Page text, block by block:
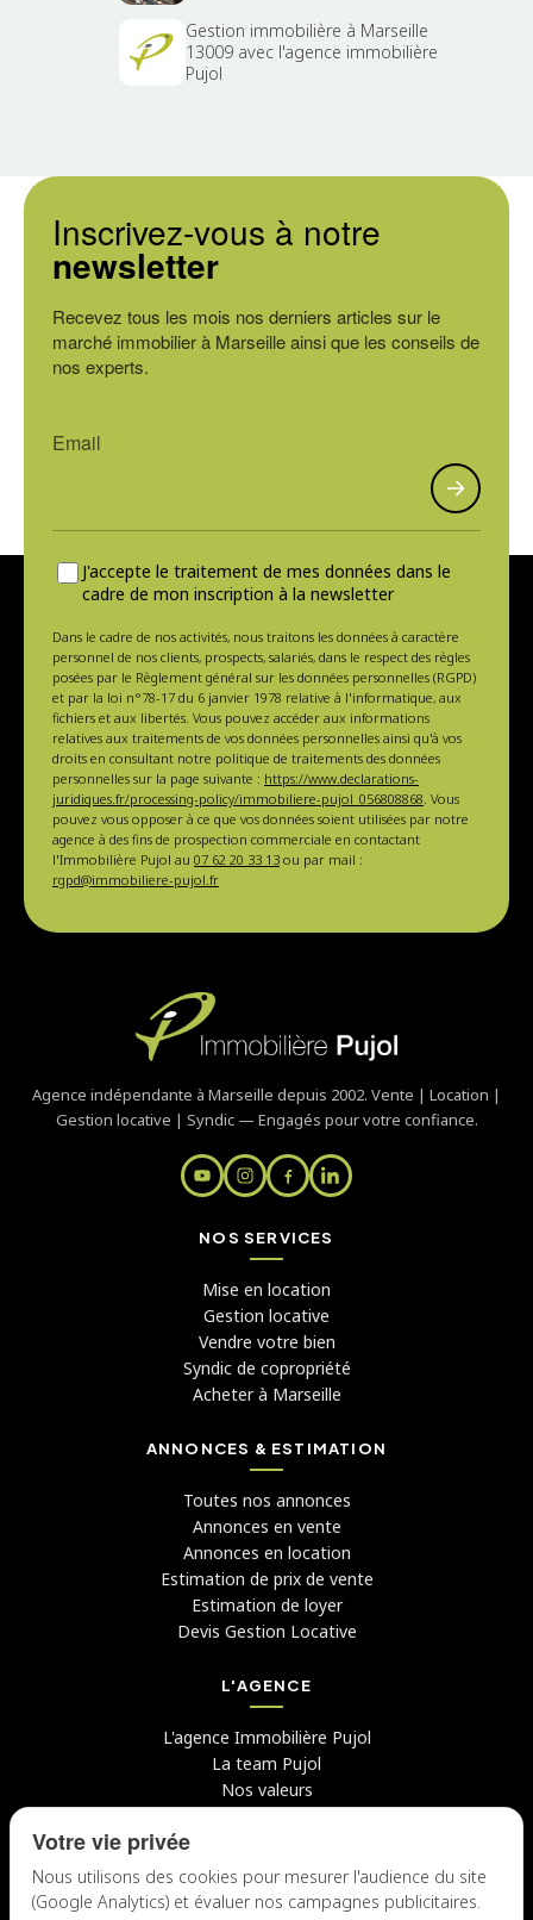
Gestion immobilière à Marseille
13009 avec l'agence immobilière
Pujol
Inscrivez-vous à notre
newsletter
Recevez tous les mois nos derniers articles sur le
marché immobilier à Marseille ainsi que les conseils de
nos experts.
J'accepte le traitement de mes données dans le
cadre de mon inscription à la newsletter
Dans le cadre de nos activités, nous traitons les données à caractère
personnel de nos clients, prospects, salariés, dans le respect des règles
posées par le Règlement général sur les données personnelles (RGPD)
et par la loi n°78-17 du 6 janvier 1978 relative à l'informatique, aux
fichiers et aux libertés. Vous pouvez accéder aux informations
relatives aux traitements de vos données personnelles ainsi qu'à vos
droits en consultant notre politique de traitements des données
personnelles sur la page suivante : https://www.declarations-
juridiques.fr/processing-policy/immobiliere-pujol_056808868. Vous
pouvez vous opposer à ce que vos données soient utilisées par notre
agence à des fins de prospection commerciale en contactant
l'Immobilière Pujol au 07 62 20 33 13 ou par mail :
rgpd@immobiliere-pujol.fr
Agence indépendante à Marseille depuis 2002. Vente | Location |
Gestion locative | Syndic — Engagés pour votre confiance.
NOS SERVICES
Mise en location
Gestion locative
Vendre votre bien
Syndic de copropriété
Acheter à Marseille
ANNONCES & ESTIMATION
Toutes nos annonces
Annonces en vente
Annonces en location
Estimation de prix de vente
Estimation de loyer
Devis Gestion Locative
L'AGENCE
L'agence Immobilière Pujol
La team Pujol
Nos valeurs
Avis clients
Candidater chez nous
Votre vie privée
Nous utilisons des cookies pour mesurer l'audience du site
(Google Analytics) et évaluer nos campagnes publicitaires.